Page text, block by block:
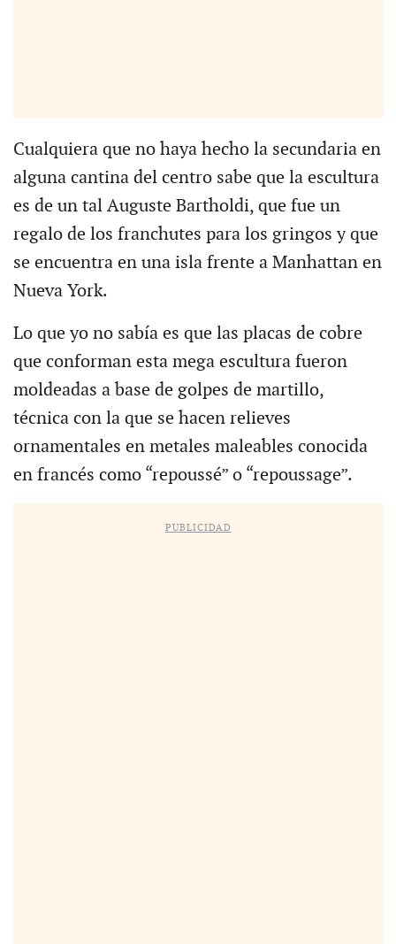
Cualquiera que no haya hecho la secundaria en
alguna cantina del centro sabe que la escultura
es de un tal Auguste Bartholdi, que fue un
regalo de los franchutes para los gringos y que
se encuentra en una isla frente a Manhattan en
Nueva York.
Lo que yo no sabía es que las placas de cobre
que conforman esta mega escultura fueron
moldeadas a base de golpes de martillo,
técnica con la que se hacen relieves
ornamentales en metales maleables conocida
en francés como “repoussé” o “repoussage”.
PUBLICIDAD